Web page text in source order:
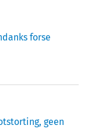
forse
geen